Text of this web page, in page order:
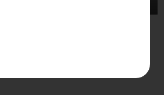
FOR
SUCCESS